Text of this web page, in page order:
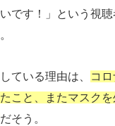
です！」という視
ている理由は、
コ
こと、またマスクを
だそう。